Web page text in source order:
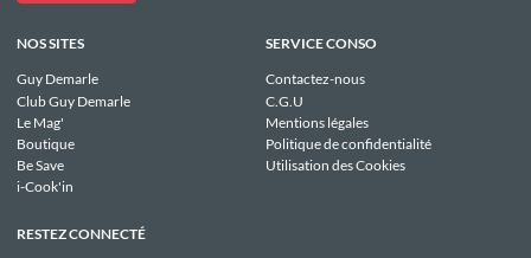
NOS SITES
Guy Demarle
Club Guy Demarle
Le Mag'
Boutique
Be Save
i-Cook'in
SERVICE CONSO
Contactez-nous
C.G.U
Mentions légales
Politique de confidentialité
Utilisation des Cookies
RESTEZ CONNECTÉ